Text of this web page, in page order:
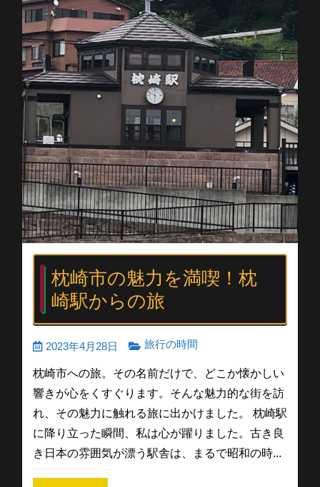
枕崎市の魅力を満喫！枕
崎駅からの旅
2023年4月28日 旅行の時間
枕崎市への旅。その名前だけで、どこか懐かしい
響きが心をくすぐります。そんな魅力的な街を訪
れ、その魅力に触れる旅に出かけました。 枕崎駅
に降り立った瞬間、私は心が躍りました。古き良
き日本の雰囲気が漂う駅舎は、まるで昭和の時...